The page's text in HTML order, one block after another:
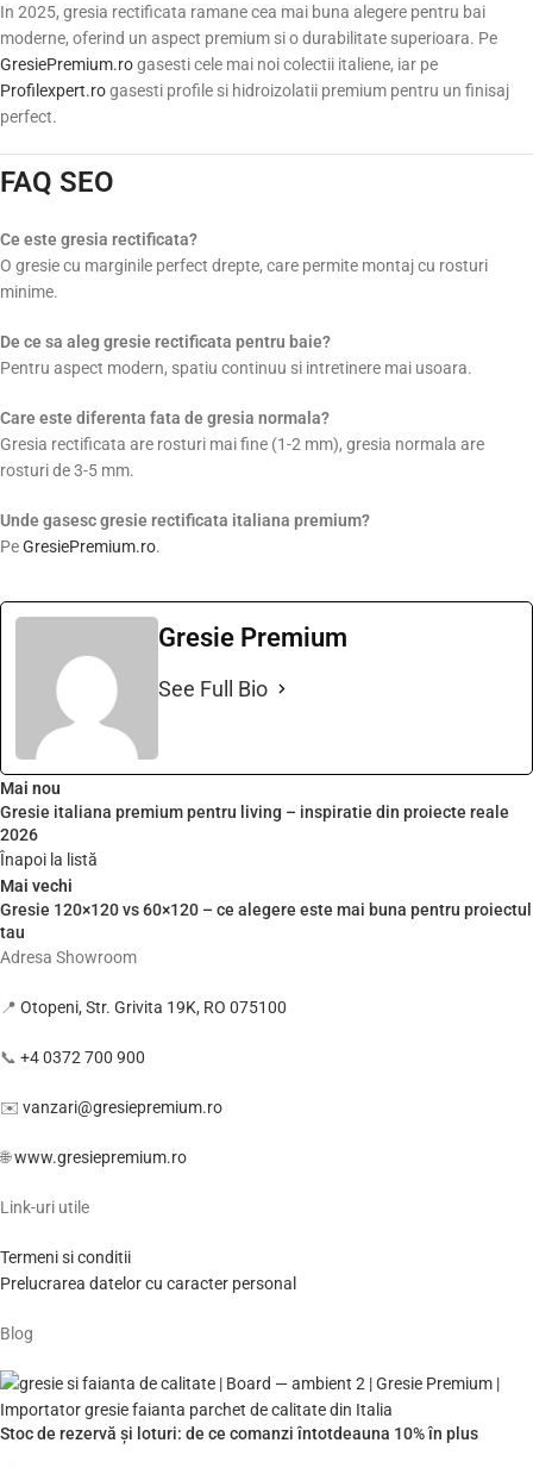
In 2025, gresia rectificata ramane cea mai buna alegere pentru bai
moderne, oferind un aspect premium si o durabilitate superioara. Pe
GresiePremium.rogasesti cele mai noi colectii italiene, iar pe
Profilexpert.rogasesti profile si hidroizolatii premium pentru un finisaj
perfect.
FAQ SEO
Ce este gresia rectificata?
O gresie cu marginile perfect drepte, care permite montaj cu rosturi
minime.
De ce sa aleg gresie rectificata pentru baie?
Pentru aspect modern, spatiu continuu si intretinere mai usoara.
Care este diferenta fata de gresia normala?
Gresia rectificata are rosturi mai fine (1-2 mm), gresia normala are
rosturi de 3-5 mm.
Unde gasesc gresie rectificata italiana premium?
PeGresiePremium.ro.
Gresie Premium
See Full Bio
Mai nou
Gresie italiana premium pentru living – inspiratie din proiecte reale
2026
Înapoi la listă
Mai vechi
Gresie 120×120 vs 60×120 – ce alegere este mai buna pentru proiectul
tau
Adresa Showroom
📍 Otopeni, Str. Grivita 19K, RO 075100
📞 +4 0372 700 900
✉️ vanzari@gresiepremium.ro
🌐www.gresiepremium.ro
Link-uri utile
Termeni si conditii
Prelucrarea datelor cu caracter personal
Blog
Stoc de rezervă și loturi: de ce comanzi întotdeauna 10% în plus